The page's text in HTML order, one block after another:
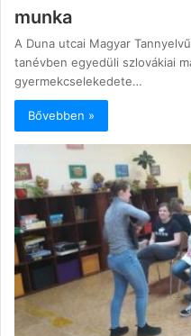
munka
A Duna utcai Magyar
tanévben egyedüli szlovákiai
gyermekcselekedete…
Bővebben »